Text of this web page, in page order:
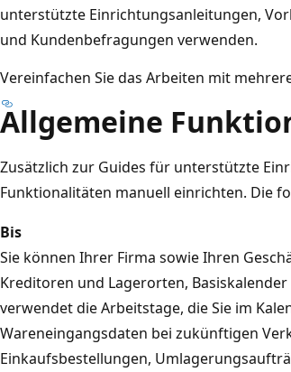
unterstützte Einrichtungsanleitungen,
und Kundenbefragungen verwenden.
Vereinfachen Sie das Arbeiten mit
Allgemeine
Zusätzlich zur Guides für unterstützte
Funktionalitäten manuell einrichten. Die
Bis
Sie können Ihrer Firma sowie Ihren
Kreditoren und Lagerorten,
verwendet die Arbeitstage, die Sie im
Wareneingangsdaten bei zukünftigen
Einkaufsbestellungen,